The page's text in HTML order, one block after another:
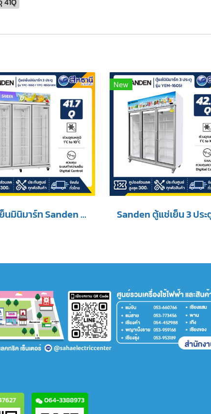
ตู้แช่เย็นมินิมาร์ท Sanden 3 ประตู รุ่น YPC-1650 / YPC-1650/WH ขนาด 41.7Q สีขาว
New
064-3388973